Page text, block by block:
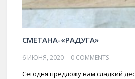
СМЕТАНА-«РАДУГА»
6 ИЮНЯ, 2020 0 COMMENTS
Сегодня предложу вам сладкий